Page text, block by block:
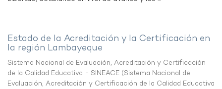
Estado de la Acreditación y la Certificación en
la región Lambayeque
Sistema Nacional de Evaluación, Acreditación y Certificación
de la Calidad Educativa - SINEACE (Sistema Nacional de
Evaluación, Acreditación y Certificación de la Calidad Educativa